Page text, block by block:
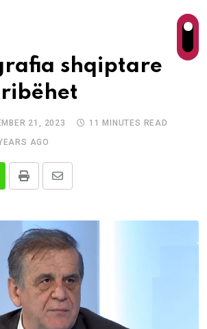
shqiptare
21, 2023
11 MINUTES READ
AGO
Print
Share
Email